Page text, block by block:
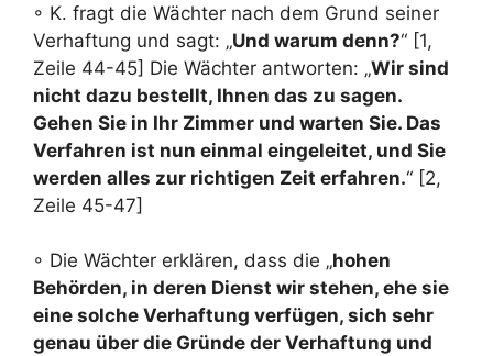
◦ K. fragt die Wächter nach dem Grund seiner
Verhaftung und sagt: „Und warum denn?“ [1,
Zeile 44-45] Die Wächter antworten: „Wir sind
nicht dazu bestellt, Ihnen das zu sagen.
Gehen Sie in Ihr Zimmer und warten Sie. Das
Verfahren ist nun einmal eingeleitet, und Sie
werden alles zur richtigen Zeit erfahren.“ [2,
Zeile 45-47]
◦ Die Wächter erklären, dass die „hohen
Behörden, in deren Dienst wir stehen, ehe sie
eine solche Verhaftung verfügen, sich sehr
genau über die Gründe der Verhaftung und